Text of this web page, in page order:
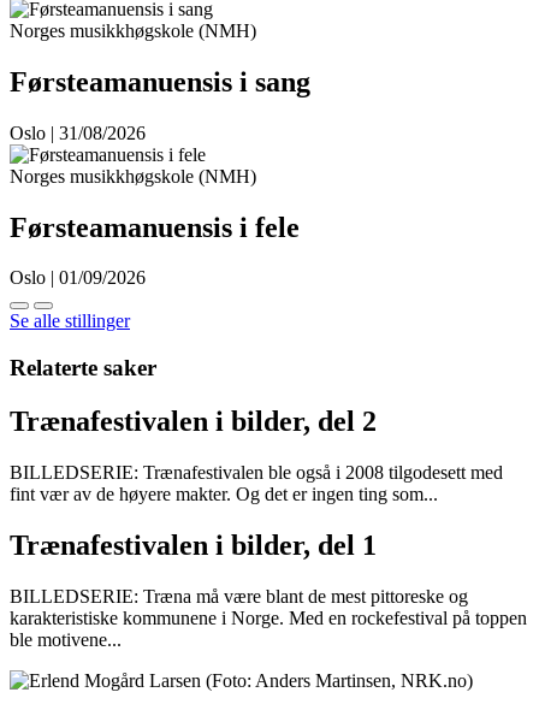
Norges musikkhøgskole (NMH)
Førsteamanuensis i sang
Oslo | 31/08/2026
Norges musikkhøgskole (NMH)
Førsteamanuensis i fele
Oslo | 01/09/2026
Se alle stillinger
Relaterte saker
Trænafestivalen i bilder, del 2
BILLEDSERIE: Trænafestivalen ble også i 2008 tilgodesett med
fint vær av de høyere makter. Og det er ingen ting som...
Trænafestivalen i bilder, del 1
BILLEDSERIE: Træna må være blant de mest pittoreske og
karakteristiske kommunene i Norge. Med en rockefestival på toppen
ble motivene...